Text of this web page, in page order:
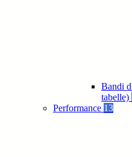
Bandi
tabelle)
Performance 13